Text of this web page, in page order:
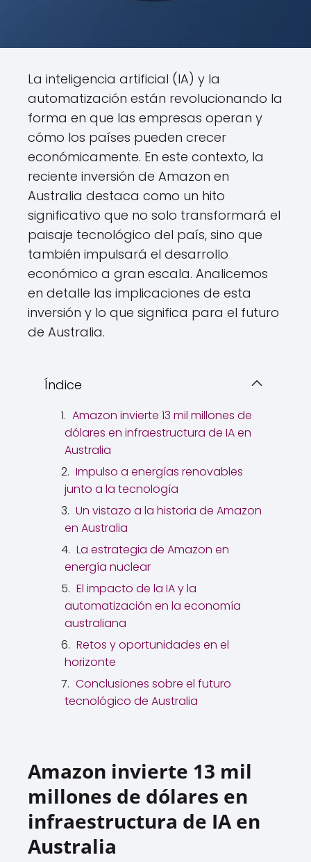
La inteligencia artificial (IA) y la
automatización están revolucionando la
forma en que las empresas operan y
cómo los países pueden crecer
económicamente. En este contexto, la
reciente inversión de Amazon en
Australia destaca como un hito
significativo que no solo transformará el
paisaje tecnológico del país, sino que
también impulsará el desarrollo
económico a gran escala. Analicemos
en detalle las implicaciones de esta
inversión y lo que significa para el futuro
de Australia.
Índice
Amazon invierte 13 mil millones de
dólares en infraestructura de IA en
Australia
Impulso a energías renovables
junto a la tecnología
Un vistazo a la historia de Amazon
en Australia
La estrategia de Amazon en
energía nuclear
El impacto de la IA y la
automatización en la economía
australiana
Retos y oportunidades en el
horizonte
Conclusiones sobre el futuro
tecnológico de Australia
Amazon invierte 13 mil
millones de dólares en
infraestructura de IA en
Australia